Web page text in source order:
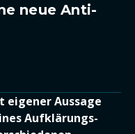
neue Anti-
eigener Aussage
Aufklärungs-